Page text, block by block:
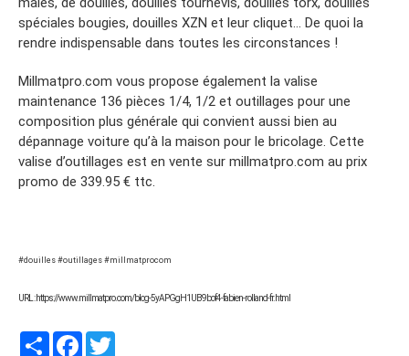
spéciales bougies, douilles XZN et leur cliquet… De quoi la
rendre indispensable dans toutes les circonstances !
Millmatpro.com vous propose également la valise
maintenance 136 pièces 1/4, 1/2 et outillages pour une
composition plus générale qui convient aussi bien au
dépannage voiture qu’à la maison pour le bricolage. Cette
valise d’outillages est en vente sur millmatpro.com au prix
promo de 339.95 € ttc.
#douilles #outillages #millmatprocom
URL : https://www.millmatpro.com/blog-5yAPGgH1UB9bof4-fabien-rolland-fr.html
PartagerFacebook